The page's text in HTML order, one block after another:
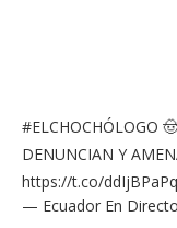
#ELCHOCHÓLOGO
DENUNCIAN Y
https://t.co/
— Ecuador En